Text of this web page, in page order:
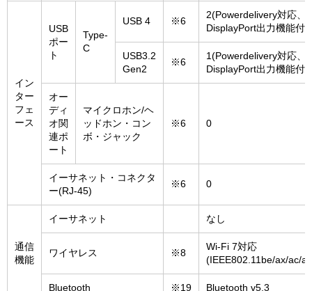
イン
ター
フェ
ース
USB
ポー
ト
Type-
C
USB 4 ※6
2(Powerdelivery対応、
DisplayPort出力機能付
USB3.2
Gen2
※6
1(Powerdelivery対応、
DisplayPort出力機能付
オー
ディ
オ関
連ポ
ート
マイクロホン/ヘ
ッドホン・コン
ボ・ジャック
※6 0
イーサネット・コネクタ
ー(RJ-45)
※6 0
通信
機能
イーサネット なし
ワイヤレス ※8
Wi-Fi 7対応
(IEEE802.11be/ax/ac/
Bluetooth ※19 Bluetooth v5.3